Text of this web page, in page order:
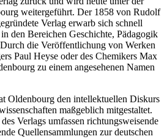
weitergeführt. Der 1858 von Rudolf
Verlag erwarb sich schnell
den Bereichen Geschichte, Pädagogik
die Veröffentlichung von Werken
Paul Heyse oder des Chemikers Max
zu einem angesehenen Namen
Oldenbourg den intellektuellen Diskurs
maßgeblich mitgestaltet.
Verlags umfassen richtungsweisende
Quellensammlungen zur deutschen